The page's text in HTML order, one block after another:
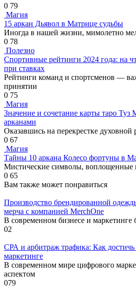
0 79
Магия
15 аркан Дьявол в Матрице судьбы
Иногда в нашей жизни, мимолетно
0 78
Полезно
Спортивные рейтинги 2024 года: на
при ставках
Рейтинги команд и спортсменов —
принятии
0 75
Магия
Значение и сочетание карты таро Туз
арканами
Оказавшись на перекрестке духовной
0 67
Магия
Тайны 10 аркана Колесо фортуны в
Мистические символы, воплощенные
0 65
Вам также может понравиться
Производство брендированной
мерча с компанией MerchOne
В современном бизнесе и маркетинге
02
СРА и арбитраж трафика: Как
маркетинге
В современном мире цифрового
аспектом
079